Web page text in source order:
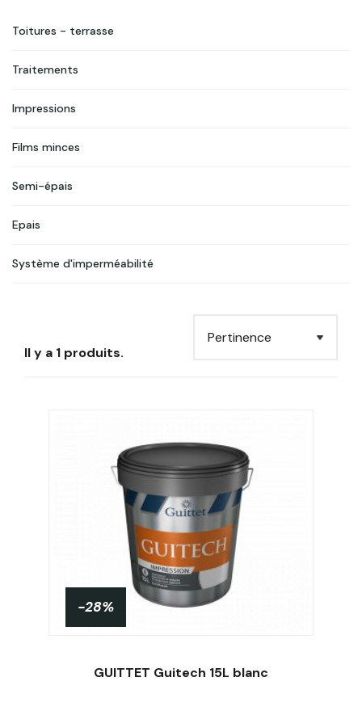
la décoration.
Toitures - terrasse
Traitements
Impressions
Films minces
Semi-épais
Epais
Système d'imperméabilité
Il y a 1 produits.
-28%
GUITTET Guitech 15L blanc